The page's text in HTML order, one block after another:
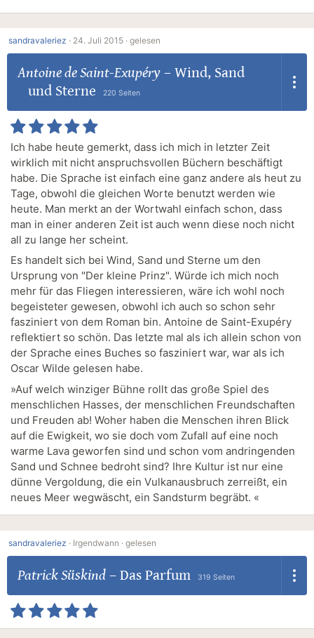
sandravaleriez · 24. Juli 2015 · gelesen
Antoine de Saint-Exupéry– Wind, Sand
und Sterne
220 Seiten
Ich habe heute gemerkt, dass ich mich in letzter Zeit
wirklich mit nicht anspruchsvollen Büchern beschäftigt
habe. Die Sprache ist einfach eine ganz andere als heut zu
Tage, obwohl die gleichen Worte benutzt werden wie
heute. Man merkt an der Wortwahl einfach schon, dass
man in einer anderen Zeit ist auch wenn diese noch nicht
all zu lange her scheint.
Es handelt sich bei Wind, Sand und Sterne um den
Ursprung von "Der kleine Prinz". Würde ich mich noch
mehr für das Fliegen interessieren, wäre ich wohl noch
begeisteter gewesen, obwohl ich auch so schon sehr
fasziniert von dem Roman bin. Antoine de Saint-Exupéry
reflektiert so schön. Das letzte mal als ich allein schon von
der Sprache eines Buches so fasziniert war, war als ich
Oscar Wilde gelesen habe.
»Auf welch winziger Bühne rollt das große Spiel des
menschlichen Hasses, der menschlichen Freundschaften
und Freuden ab! Woher haben die Menschen ihren Blick
auf die Ewigkeit, wo sie doch vom Zufall auf eine noch
warme Lava geworfen sind und schon vom andringenden
Sand und Schnee bedroht sind? Ihre Kultur ist nur eine
dünne Vergoldung, die ein Vulkanausbruch zerreißt, ein
neues Meer wegwäscht, ein Sandsturm begräbt. «
sandravaleriez · Irgendwann · gelesen
Patrick Süskind– Das Parfum 319 Seiten